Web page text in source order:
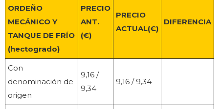
ORDEÑO
MECÁNICO Y
TANQUE DE FRÍO
(hectogrado)
PRECIO
ANT.
(€)
PRECIO
ACTUAL(€)
DIFERENCIA
Con
denominación de
origen
9,16 /
9,34
9,16 / 9,34